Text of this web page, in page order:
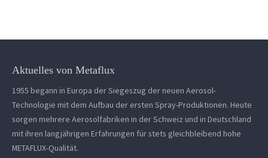
Aktuelles von Metaflux
1955 begann in Europa der Siegeszug der neuen Aerosol-
Technologie mit dem Aufbau der ersten Spray-Produktionen. Heute
sorgen mehrere Aerosolfabriken in der Schweiz und in Deutschland
mit ihren langjährigen Erfahrungen für stets gleichbleibend hohe
METAFLUX-Qualität.